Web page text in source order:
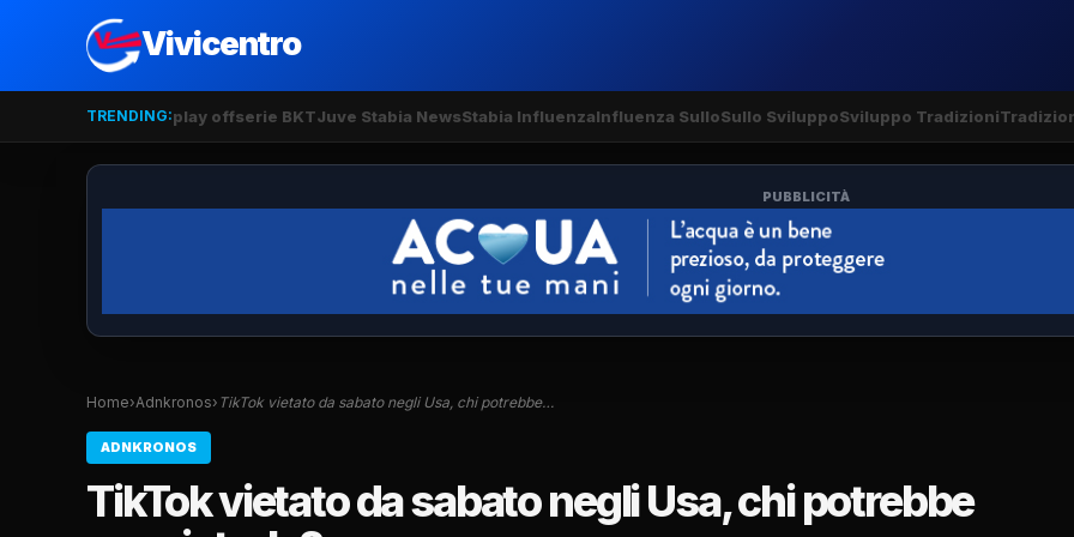
Vivicentro
TRENDING:play offserie BKTJuve Stabia NewsStabia InfluenzaInfluenza SulloSullo SviluppoSviluppo Tradizioni
PUBBLICITÀ
Home›Adnkronos› TikTok vietato da sabato negli Usa, chi potrebbe…
ADNKRONOS
TikTok vietato da sabato negli Usa, chi potrebbe